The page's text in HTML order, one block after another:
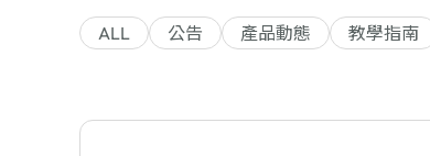
ALL 公告 產品動態 教學指南